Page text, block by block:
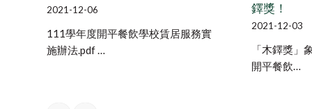
2021-12-06
111學年度開平餐飲學校賃居服務實
施辦法.pdf …
鐸獎！
2021-12-03
「木鐸獎」
開平餐飲…